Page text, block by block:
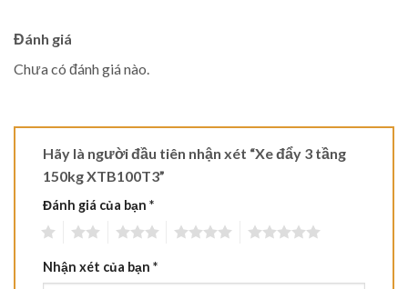
Đánh giá
Chưa có đánh giá nào.
Hãy là người đầu tiên nhận xét “Xe đẩy 3 tầng
150kg XTB100T3”
Đánh giá của bạn *
Nhận xét của bạn *